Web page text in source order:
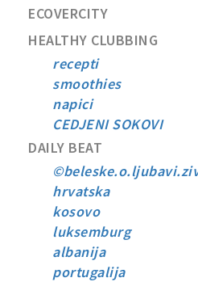
ECOVERCITY
HEALTHY CLUBBING
recepti
smoothies
napici
CEDJENI SOKOVI
DAILY BEAT
hrvatska
kosovo
luksemburg
albanija
portugalija